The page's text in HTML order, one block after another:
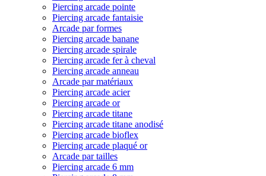
Piercing arcade pointe
Piercing arcade fantaisie
Arcade par formes
Piercing arcade banane
Piercing arcade spirale
Piercing arcade fer à cheval
Piercing arcade anneau
Arcade par matériaux
Piercing arcade acier
Piercing arcade or
Piercing arcade titane
Piercing arcade titane anodisé
Piercing arcade bioflex
Piercing arcade plaqué or
Arcade par tailles
Piercing arcade 6 mm